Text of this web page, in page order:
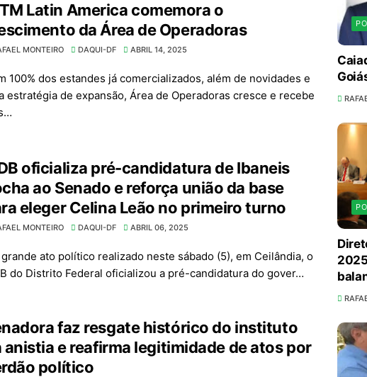
Latin America comemora o
da Área de Operadoras
MONTEIRO DAQUI-DF ABRIL 14, 2025
100% dos estandes já comercializados, além de novidades e
estratégia de expansão, Área de Operadoras cresce e recebe
oficializa pré-candidatura de Ibaneis
ao Senado e reforça união da base
eleger Celina Leão no primeiro turno
MONTEIRO DAQUI-DF ABRIL 06, 2025
grande ato político realizado neste sábado (5), em Ceilândia, o
do Distrito Federal oficializou a pré-candidatura do gover…
faz resgate histórico do instituto
anistia e reafirma legitimidade de atos por
político